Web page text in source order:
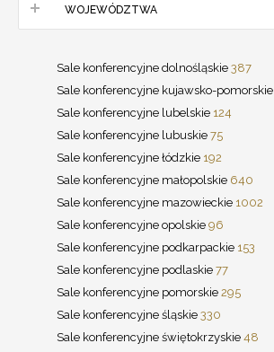
WOJEWÓDZTWA
Sale konferencyjne dolnośląskie 387
Sale konferencyjne kujawsko-pomorskie
Sale konferencyjne lubelskie 124
Sale konferencyjne lubuskie 75
Sale konferencyjne łódzkie 192
Sale konferencyjne małopolskie 640
Sale konferencyjne mazowieckie 1002
Sale konferencyjne opolskie 96
Sale konferencyjne podkarpackie 153
Sale konferencyjne podlaskie 77
Sale konferencyjne pomorskie 295
Sale konferencyjne śląskie 330
Sale konferencyjne świętokrzyskie 48